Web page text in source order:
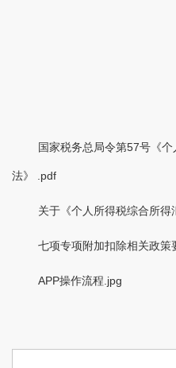
国家税务总局令第57号《
法》 .pdf
关于《个人所得税综合所
七项专项附加扣除相关政策
APP操作流程.jpg